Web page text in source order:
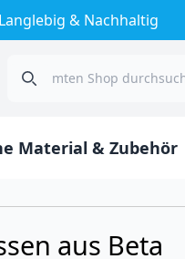
Langlebig & Nachhaltig
Material & Zubehör
aus Beta